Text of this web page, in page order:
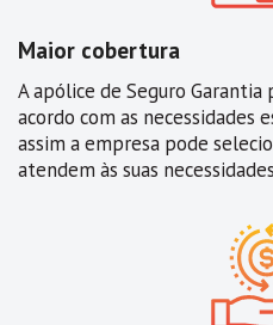
Maior cobertura
A apólice de Seguro
acordo com as necessidades
assim a empresa pode
atendem às suas